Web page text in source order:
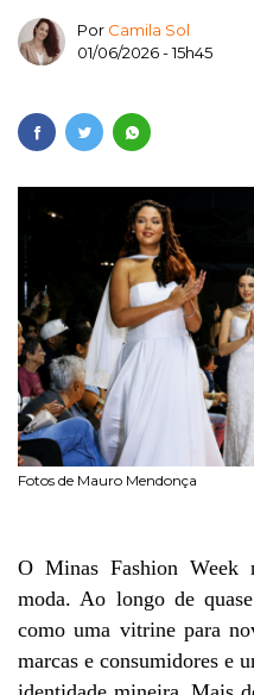
Por Camila Sol
01/06/2026 - 15h45
Fotos de Mauro Mendonça
O Minas Fashion Week
moda. Ao longo de
como uma vitrine para
marcas e consumidores e